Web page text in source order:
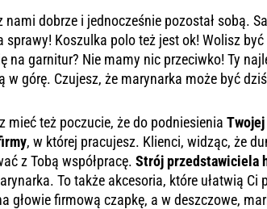
nami dobrze i jednocześnie pozostał sobą.
sprawy! Koszulka polo też jest ok! Wolisz
na garnitur? Nie mamy nic przeciwko! Ty
w górę. Czujesz, że marynarka może być
mieć też poczucie, że do podniesienia
, w której pracujesz. Klienci, widząc, że
z Tobą współpracę.Strój przedstawiciela
To także akcesoria, które ułatwią Ci
głowie firmową czapkę, a w deszczowe,